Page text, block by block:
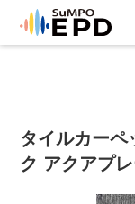
タイルカーペ
ク アクアプ